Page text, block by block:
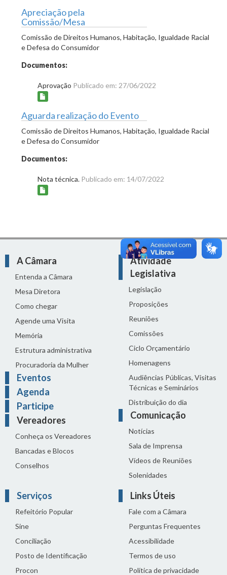
Apreciação pela
Comissão/Mesa
Comissão de Direitos Humanos, Habitação, Igualdade Racial
e Defesa do Consumidor
Documentos:
Aprovação Publicado em: 27/06/2022
Aguarda realização do Evento
Comissão de Direitos Humanos, Habitação, Igualdade Racial
e Defesa do Consumidor
Documentos:
Nota técnica. Publicado em: 14/07/2022
A Câmara
Entenda a Câmara
Mesa Diretora
Como chegar
Agende uma Visita
Memória
Estrutura administrativa
Procuradoria da Mulher
Eventos
Agenda
Participe
Vereadores
Conheça os Vereadores
Bancadas e Blocos
Conselhos
Atividade
Legislativa
Legislação
Proposições
Reuniões
Comissões
Ciclo Orçamentário
Homenagens
Audiências Públicas, Visitas
Técnicas e Seminários
Distribuição do dia
Comunicação
Notícias
Sala de Imprensa
Vídeos de Reuniões
Solenidades
Serviços
Refeitório Popular
Sine
Conciliação
Posto de Identificação
Procon
Links Úteis
Fale com a Câmara
Perguntas Frequentes
Acessibilidade
Termos de uso
Política de privacidade